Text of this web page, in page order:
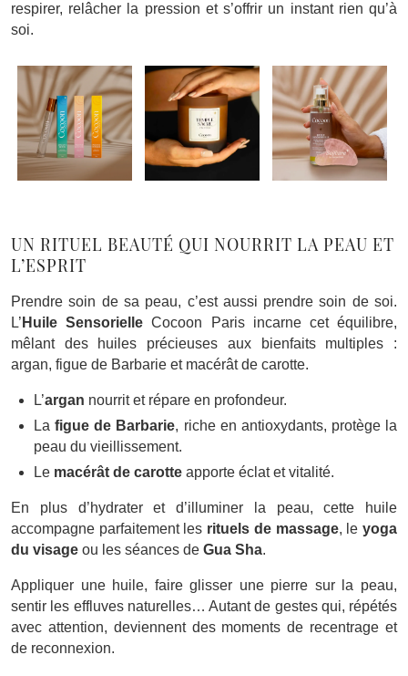
respirer, relâcher la pression et s’offrir un instant rien qu’à
soi.
UN RITUEL BEAUTÉ QUI NOURRIT LA PEAU ET
L’ESPRIT
Prendre soin de sa peau, c’est aussi prendre soin de soi.
L’ Huile Sensorielle Cocoon Paris incarne cet équilibre,
mêlant des huiles précieuses aux bienfaits multiples :
argan, figue de Barbarie et macérât de carotte.
L’argan nourrit et répare en profondeur.
La figue de Barbarie, riche en antioxydants, protège la
peau du vieillissement.
Le macérât de carotte apporte éclat et vitalité.
En plus d’hydrater et d’illuminer la peau, cette huile
accompagne parfaitement les rituels de massage, le yoga
du visage ou les séances de Gua Sha.
Appliquer une huile, faire glisser une pierre sur la peau,
sentir les effluves naturelles… Autant de gestes qui, répétés
avec attention, deviennent des moments de recentrage et
de reconnexion.